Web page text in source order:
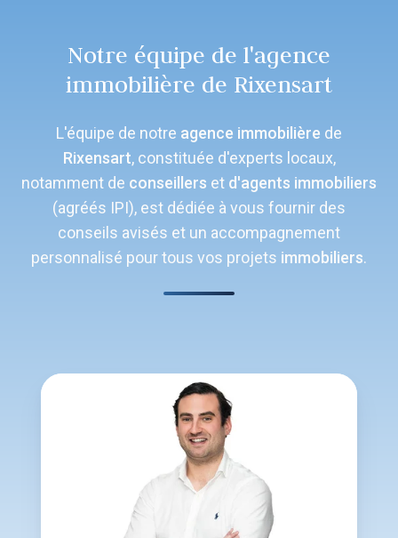
Notre équipe de l'agence
immobilière de Rixensart
L'équipe de notre agence immobilière de
Rixensart, constituée d'experts locaux,
notamment de conseillers et d'agents immobiliers
(agréés IPI), est dédiée à vous fournir des
conseils avisés et un accompagnement
personnalisé pour tous vos projets immobiliers.